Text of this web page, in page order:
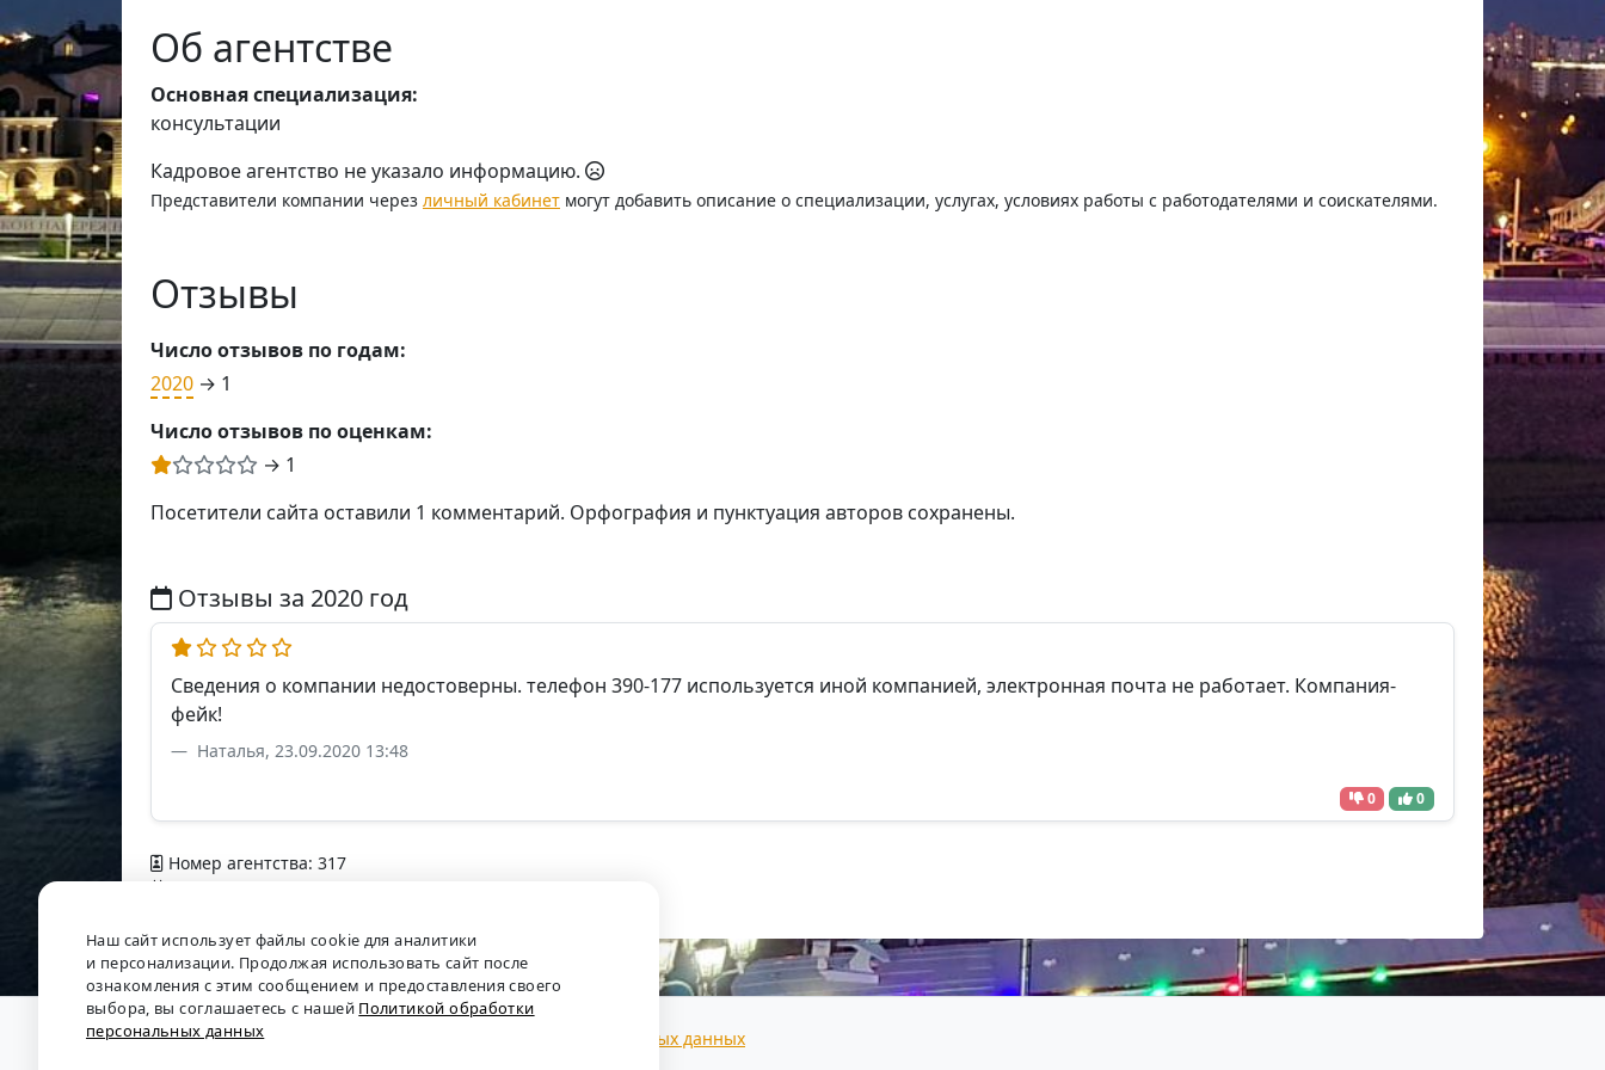
Об агентстве
Основная специализация:
консультации
Кадровое агентство не указало информацию.
Представители компании через личный кабинет могут добавить описание о специализации, услугах, условиях работы с работодателями и соискателями.
Отзывы
Число отзывов по годам:
2020 → 1
Число отзывов по оценкам:
→ 1
Посетители сайта оставили 1 комментарий. Орфография и пунктуация авторов сохранены.
Отзывы за 2020 год
Сведения о компании недостоверны. телефон 390-177 используется иной компанией, электронная почта не работает. Компания-
фейк!
Наталья, 23.09.2020 13:48
0 0
Номер агентства: 317
О проекте•Обратная связь Политика обработки персональных данных
Наш сайт использует файлы cookie для аналитики
и персонализации. Продолжая использовать сайт после
ознакомления с этим сообщением и предоставления своего
выбора, вы соглашаетесь с нашей Политикой обработки
персональных данных